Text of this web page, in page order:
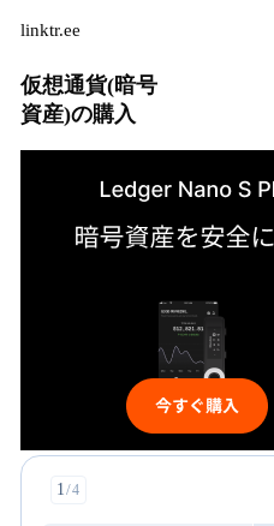
linktr.ee
仮想通貨(暗号
資産)の購入